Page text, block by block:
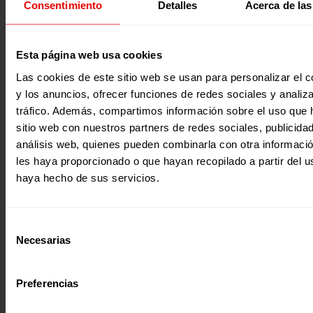
Consentimiento Detalles Acerca de
Esta página web usa cookies
Las cookies de este sitio web se usan para personalizar el
y los anuncios, ofrecer funciones de redes sociales y
tráfico. Además, compartimos información sobre el uso que
sitio web con nuestros partners de redes sociales,
análisis web, quienes pueden combinarla con otra
les haya proporcionado o que hayan recopilado a partir del
haya hecho de sus servicios.
Necesarias
Preferencias
cuentas más significativo de Entreculturas a través de
que la Tierra es nuestra mejor escuela. Así titulamos la
cuidado de la Tierra y su relación con la promoción de los
derechos humanos y el acceso a la educación en el
cerramos. El Informe Anual de Entreculturas 2016 ofrece
información detallada acerca de todo el trabajo que
desarrollado en materia de Cooperación y Acción
2017
INFORME ANUAL 2015
explicarte con detalle el origen y destino de los fondos a
nuestras cuentas. Ha sido un año compartido con las